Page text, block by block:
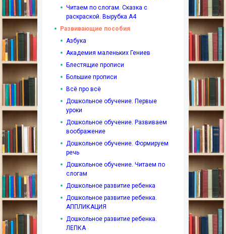
Читаем по слогам. Сказка с
раскраской. Вырубка А4
Развивающие пособия
Азбука
Академия маленьких Гениев
Блестящие прописи
Большие прописи
Всё про всё
Дошкольное обучение. Первые
уроки
Дошкольное обучение. Развиваем
воображение
Дошкольное обучение. Формируем
речь
Дошкольное обучение. Читаем по
слогам
Дошкольное развитие ребенка
Дошкольное развитие ребенка.
АППЛИКАЦИЯ
Дошкольное развитие ребенка.
ЛЕПКА